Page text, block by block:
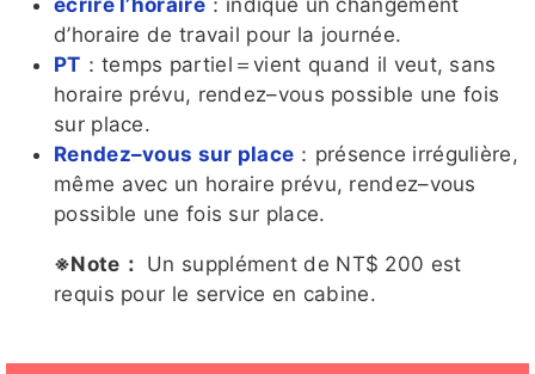
蜜桃
客評
Baby
糖糖客
評1
蜜桃客評
1
家語 珊妮 娜比客評
d’horaire de travail pour la journée.
PT ：temps partiel＝vient quand il veut, sans
horaire prévu, rendez–vous possible une fois
sur place.
Rendez–vous sur place ：présence irrégulière,
même avec un horaire prévu, rendez–vous
possible une fois sur place.
※Note： Un supplément de NT$ 200 est
requis pour le service en cabine.